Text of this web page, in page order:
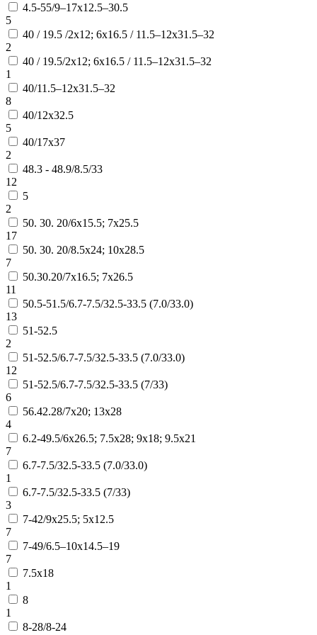
4.5-55/9–17х12.5–30.5
5
40 / 19.5 /2х12; 6х16.5 / 11.5–12х31.5–32
2
40 / 19.5/2х12; 6х16.5 / 11.5–12х31.5–32
1
40/11.5–12х31.5–32
8
40/12х32.5
5
40/17х37
2
48.3 - 48.9/8.5/33
12
5
2
50. 30. 20/6х15.5; 7х25.5
17
50. 30. 20/8.5х24; 10х28.5
7
50.30.20/7х16.5; 7х26.5
11
50.5-51.5/6.7-7.5/32.5-33.5 (7.0/33.0)
13
51-52.5
2
51-52.5/6.7-7.5/32.5-33.5 (7.0/33.0)
12
51-52.5/6.7-7.5/32.5-33.5 (7/33)
6
56.42.28/7х20; 13х28
4
6.2-49.5/6х26.5; 7.5х28; 9х18; 9.5х21
7
6.7-7.5/32.5-33.5 (7.0/33.0)
1
6.7-7.5/32.5-33.5 (7/33)
3
7-42/9х25.5; 5х12.5
7
7-49/6.5–10х14.5–19
7
7.5х18
1
8
1
8-28/8-24